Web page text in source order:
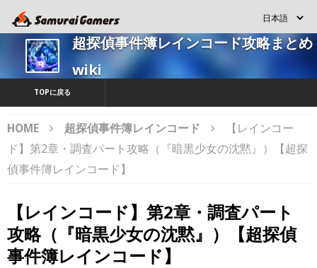
超探偵事件簿レインコード攻略まとめ
wiki
TOPに戻る
HOME 超探偵事件簿レインコード
【レインコー
ド】第2章・調査パート攻略（『暗黒少女の沈黙』）【超探
偵事件簿レインコード】
【レインコード】第2章・調査パート
攻略（『暗黒少女の沈黙』）【超探偵
事件簿レインコード】